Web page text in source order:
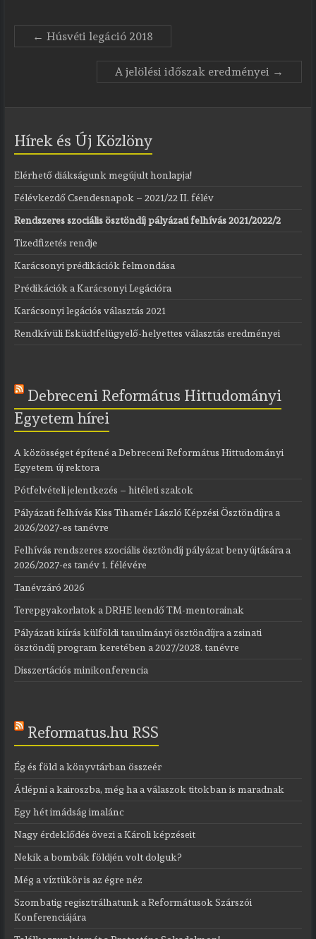
← Húsvéti legáció 2018
A jelölési időszak eredményei →
Hírek és Új Közlöny
Elérhető diákságunk megújult honlapja!
Félévkezdő Csendesnapok – 2021/22 II. félév
Rendszeres szociális ösztöndíj pályázati felhívás 2021/2022/2
Tizedfizetés rendje
Karácsonyi prédikációk felmondása
Prédikációk a Karácsonyi Legációra
Karácsonyi legációs választás 2021
Rendkívüli Esküdtfelügyelő-helyettes választás eredményei
Debreceni Református Hittudományi
Egyetem hírei
A közösséget építené a Debreceni Református Hittudományi
Egyetem új rektora
Pótfelvételi jelentkezés – hitéleti szakok
Pályázati felhívás Kiss Tihamér László Képzési Ösztöndíjra a
2026/2027-es tanévre
Felhívás rendszeres szociális ösztöndíj pályázat benyújtására a
2026/2027-es tanév 1. félévére
Tanévzáró 2026
Terepgyakorlatok a DRHE leendő TM-mentorainak
Pályázati kiírás külföldi tanulmányi ösztöndíjra a zsinati
ösztöndíj program keretében a 2027/2028. tanévre
Disszertációs mini­konferencia
Reformatus.hu RSS
Ég és föld a könyvtárban összeér
Átlépni a kairoszba, még ha a válaszok titokban is maradnak
Egy hét imádság imalánc
Nagy érdeklődés övezi a Károli képzéseit
Nekik a bombák földjén volt dolguk?
Még a víztükör is az égre néz
Szombatig regisztrálhatunk a Reformátusok Szárszói
Konferenciájára